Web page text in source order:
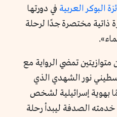
البوكر العربية في دورتها
ذاتية مختصرة جدًا لرحلة
متوازيتين تمضي الرواية مع
نور الشهدي الذي
بهوية إسرائيلية لشخص
خدمته الصدفة ليبدأ رحلة